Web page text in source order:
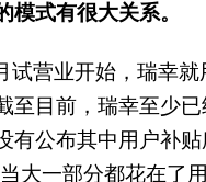
模式有很大关系。
试营业开始，瑞幸
至目前，瑞幸至少
有公布其中用户补
大一部分都花在了用